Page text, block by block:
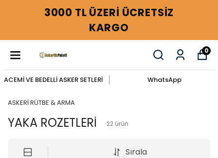
3000 TL ÜZERİ ÜCRETSİZ
KARGO
0
ACEMİ VE BEDELLİ ASKER SETLERİ WhatsApp
ASKERİ RÜTBE & ARMA
YAKA ROZETLERİ 22 ürün
Sırala